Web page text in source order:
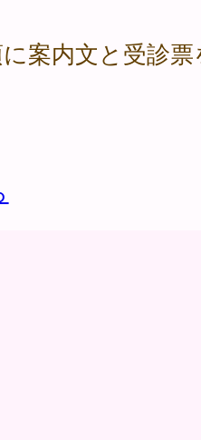
案内文と受診